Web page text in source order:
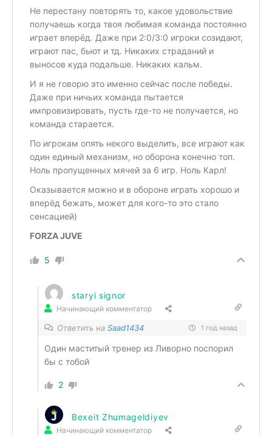
Не перестану повторять то, какое удовольствие
получаешь когда твоя любимая команда постоянно
играет вперёд. Даже при 2:0/3:0 игроки созидают,
играют пас, бьют и тд. Никаких страданий и
выносов куда подальше. Никаких кальм.
И я не говорю это именно сейчас после победы.
Даже при ничьих команда пытается
импровизировать, пусть где-то не получается, но
команда старается.
По игрокам опять некого выделить, все играют как
один единый механизм, но оборона конечно топ.
Ноль пропущенных мячей за 6 игр. Ноль Карл!
Оказывается можно и в обороне играть хорошо и
вперёд бежать, может для кого-то это стало
сенсацией)
FORZA JUVE
5
staryi signor
Начинающий комментатор
Ответить на Saad1434 1 год назад
Один маститый тренер из Ливорно поспорил
бы с тобой
2
Bexeit Zhumageldiyev
Начинающий комментатор